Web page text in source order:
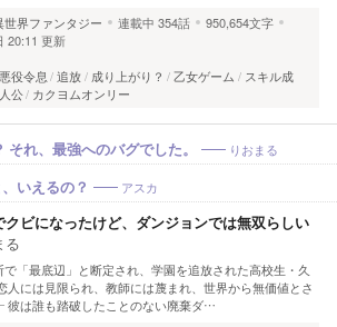
世界ファンタジー 連載中 354話
950,654文字
20:11 更新
悪役令息 追放 成り上がり？ 乙女ゲーム
スキル成
公 カクヨムオンリー
それ、最強へのバグでした。 りおまる
いえるの？ アスカ
クビになったけど、ダンジョンでは無双らしい
る
で「最底辺」と断定され、学園を追放された高校生・久
人には見限られ、教師には蔑まれ、世界から無価値とさ
は誰も踏破したことのない廃棄ダ…